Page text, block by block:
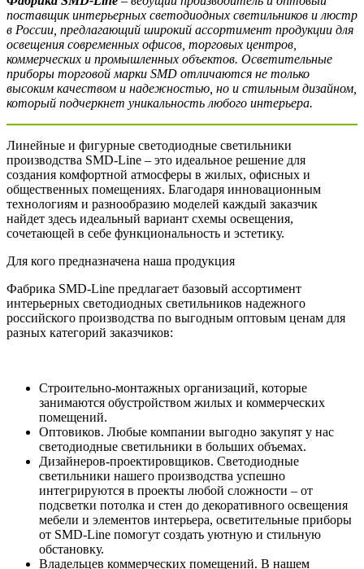
поставщик интерьерных светодиодных светильников и люстр
в России, предлагающий широкий ассортимент продукции для
освещения современных офисов, торговых центров,
коммерческих и промышленных объектов. Осветительные
приборы торговой марки SMD отличаются не только
высоким качеством и надежностью, но и стильным дизайном,
который подчеркнет уникальность любого интерьера.
Линейные и фигурные светодиодные светильники
производства SMD-Line – это идеальное решение для
создания комфортной атмосферы в жилых, офисных и
общественных помещениях. Благодаря инновационным
технологиям и разнообразию моделей каждый заказчик
найдет здесь идеальный вариант схемы освещения,
сочетающей в себе функциональность и эстетику.
Для кого предназначена наша продукция
Фабрика SMD-Line предлагает базовый ассортимент
интерьерных светодиодных светильников надежного
российского производства по выгодным оптовым ценам для
разных категорий заказчиков:
Строительно-монтажных организаций, которые
занимаются обустройством жилых и коммерческих
помещений.
Оптовиков. Любые компании выгодно закупят у нас
светодиодные светильники в больших объемах.
Дизайнеров-проектировщиков. Светодиодные
светильники нашего производства успешно
интегрируются в проекты любой сложности – от
подсветки потолка и стен до декоративного освещения
мебели и элементов интерьера, осветительные приборы
от SMD-Line помогут создать уютную и стильную
обстановку.
Владельцев коммерческих помещений. В нашем